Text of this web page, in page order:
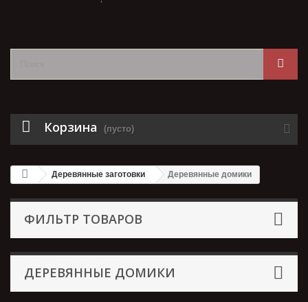
Корзина (пусто)
Деревянные заготовки Деревянные домики
ФИЛЬТР ТОВАРОВ
ДЕРЕВЯННЫЕ ДОМИКИ